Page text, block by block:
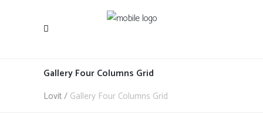
Gallery Four Columns Grid
Lovit/ Gallery Four Columns Grid